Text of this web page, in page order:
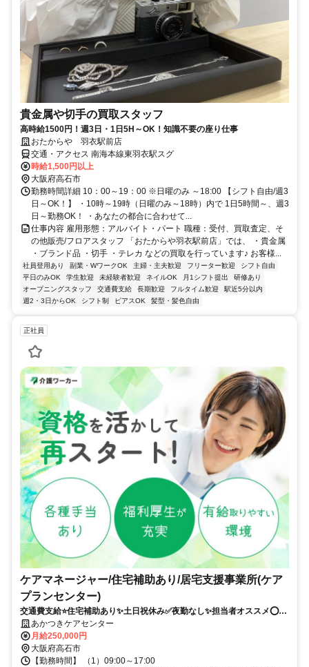
貴金属や切手の買取スタッフ
高時給1500円！週3日・1日5H～OK！知識不要の座り仕事
おたからや 羽衣駅前店
交通・アクセス 南海本線東羽衣駅スグ
時給1,500円以上
大阪府高石市
勤務時間詳細 10：00～19：00 ※日曜のみ ～18:00 【シフト自由/週3
日～OK！】 ・10時～19時（日曜のみ～18時）内で 1日5時間～、週3
日～勤務OK！ ・あなたの都合に合わせて...
仕事内容 雇用形態：アルバイト・パート 職種：受付、買取査定、そ
の他販売/フロアスタッフ 「おたからや羽衣駅前店」では、 ・貴金属
・ブランド品 ・切手 ・テレカ などの買取を行っています♪ お客様...
社員登用あり 副業・WワークOK 主婦・主夫歓迎 フリーター歓迎
シフト自由
平日のみOK
学生歓迎 未経験者歓迎 ネイルOK 月1シフト提出
研修あり
オープニングスタッフ
交通費支給 長期歓迎 フルタイム歓迎
駅近5分以内
週2・3日からOK
シフト制 ピアスOK 髪型・髪色自由
正社員
ケアマネージャー/住宅補助あり/居宅支援事業所(ケア
プランセンター)
交通費支給⭐️住宅補助あり✨土日祝休み✅️夜勤なし✨担当者オススメ⭕️経
験者優遇✨車通勤ＯＫ❗️週休2日⭐️駅チカ
あかつきケアセンター
月給250,000円
大阪府高石市
【勤務時間】 （1）09:00～17:00